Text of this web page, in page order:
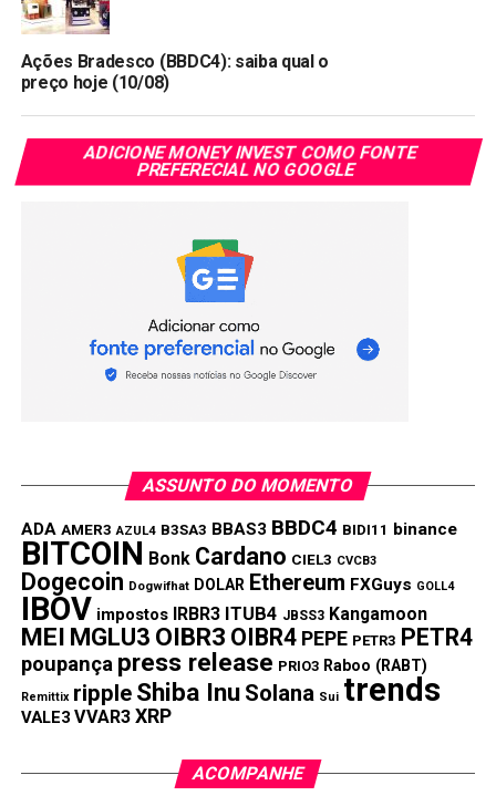
Copy
Link
WhatsApp
PRÓXIMA:
AT&T não tem interesse na compra da Oi
Ações Bradesco (BBDC4): saiba qual o
preço hoje (10/08)
ADICIONE MONEY INVEST COMO FONTE
PREFERECIAL NO GOOGLE
ASSUNTO DO MOMENTO
ADA AMER3 AZUL4 B3SA3 BBAS3 BBDC4 BIDI11 binance
BITCOIN Bonk Cardano CIEL3 CVCB3
Dogecoin Dogwifhat DOLAR Ethereum FXGuys GOLL4
IBOV impostos IRBR3 ITUB4 JBSS3 Kangamoon
MEI MGLU3 OIBR3 OIBR4 PEPE PETR3 PETR4
poupança press release PRIO3 Raboo (RABT)
Remittix ripple Shiba Inu Solana Sui trends
VALE3 VVAR3 XRP
ACOMPANHE